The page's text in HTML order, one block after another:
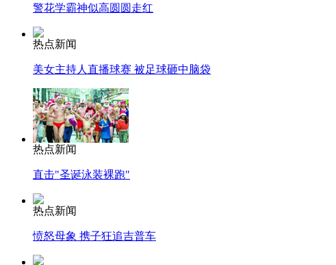
警花学霸神似高圆圆走红
热点新闻
美女主持人直播球赛 被足球砸中脑袋
热点新闻
直击"圣诞泳装裸跑"
热点新闻
愤怒母象 携子狂追吉普车